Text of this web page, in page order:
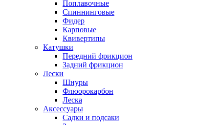
Поплавочные
Спиннинговые
Фидер
Карповые
Квивертипы
Катушки
Передний фрикцион
Задний фрикцион
Лески
Шнуры
Флюорокарбон
Леска
Аксессуары
Садки и подсаки